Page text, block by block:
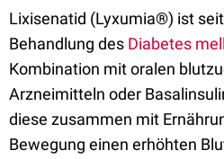
Lixisenatid (Lyxumia®) ist
Behandlung des Diabetes
Kombination mit oralen
Arzneimitteln oder
diese zusammen mit
Bewegung einen erhöhten